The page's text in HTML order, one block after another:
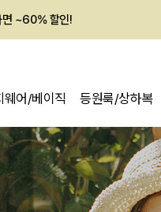
원 혜택
웨어/베이직 등원룩/상하복